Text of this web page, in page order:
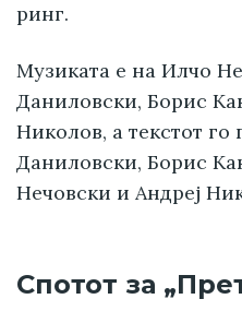
ринг.
Музиката е на Илчо
Даниловски, Борис
Николов, а текстот
Даниловски, Борис
Нечовски и Андреј
Спотот за